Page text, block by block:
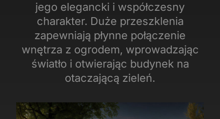
jego elegancki i współczesny
charakter. Duże przeszklenia
zapewniają płynne połączenie
wnętrza z ogrodem, wprowadzając
światło i otwierając budynek na
otaczającą zieleń.